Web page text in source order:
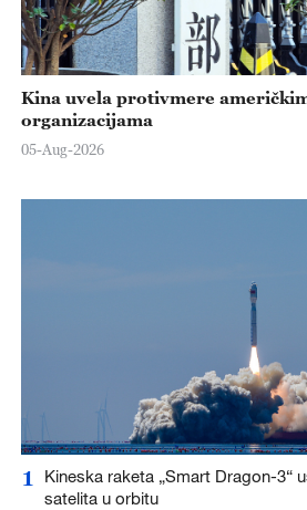
Kina uvela protivmere
organizacijama
05-Aug-2026
1
Kineska raketa „Smart Dragon-3“
satelita u orbitu